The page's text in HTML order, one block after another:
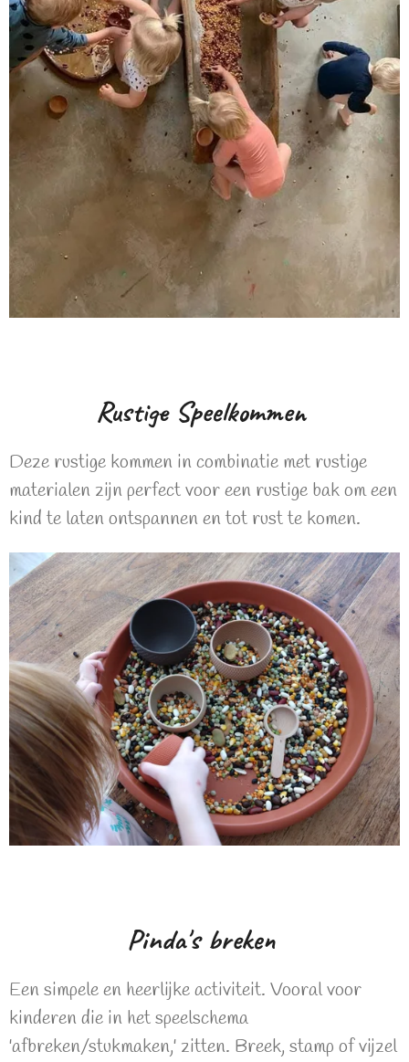
Rustige Speelkommen
Deze rustige kommen in combinatie met rustige
materialen zijn perfect voor een rustige bak om een
kind te laten ontspannen en tot rust te komen.
Pinda's breken
Een simpele en heerlijke activiteit. Vooral voor
kinderen die in het speelschema
'afbreken/stukmaken,' zitten. Breek, stamp of vijzel